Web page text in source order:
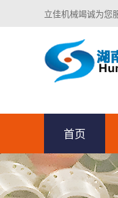
立佳机械竭诚为您
首页